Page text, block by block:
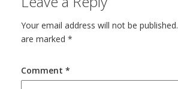
Your email address will not be published.
are marked *
Comment *